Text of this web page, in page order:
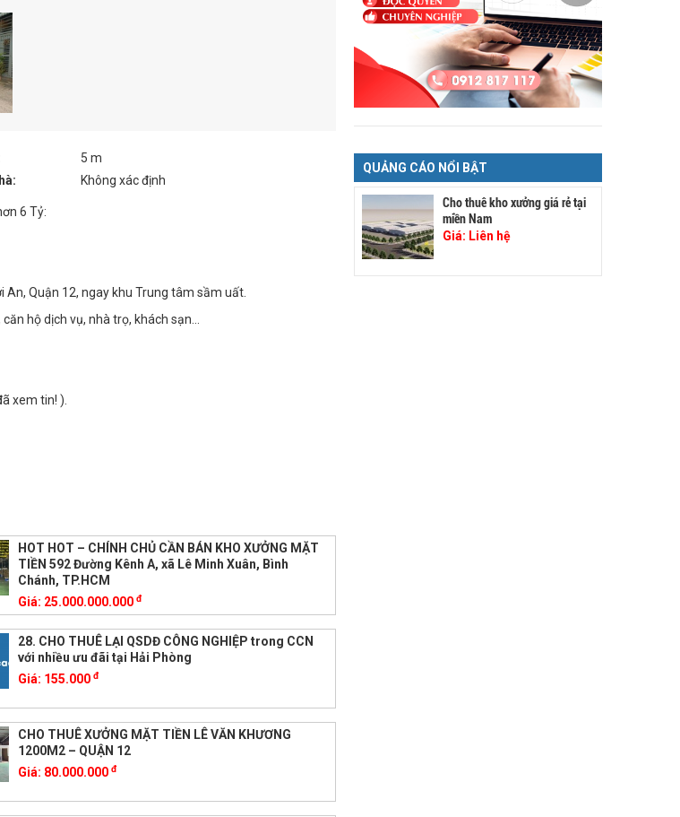
5 m
Không xác định
6 Tỷ:
Quận 12, ngay khu Trung tâm sầm uất.
hộ dịch vụ, nhà trọ, khách sạn...
xem tin! ).
HOT HOT – CHÍNH CHỦ CẦN BÁN KHO XƯỞNG MẶT
TIỀN 592 Đường Kênh A, xã Lê Minh Xuân, Bình
Chánh, TP.HCM
Giá: 25.000.000.000đ
28. CHO THUÊ LẠI QSDĐ CÔNG NGHIỆP trong CCN
với nhiều ưu đãi tại Hải Phòng
Giá: 155.000đ
CHO THUÊ XƯỞNG MẶT TIỀN LÊ VĂN KHƯƠNG
1200M2 – QUẬN 12
Giá: 80.000.000đ
QUẢNG CÁO NỔI BẬT
Cho thuê kho xưởng giá rẻ tại
miền Nam
Giá: Liên hệ